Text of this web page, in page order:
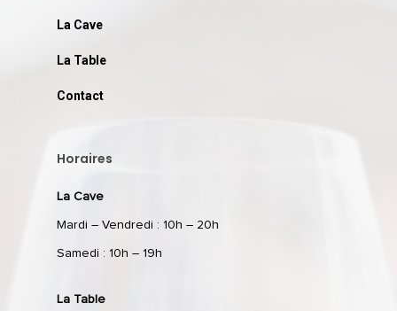
La Cave
La Table
Contact
Horaires
La Cave
Mardi – Vendredi : 10h – 20h
Samedi : 10h – 19h
La Table